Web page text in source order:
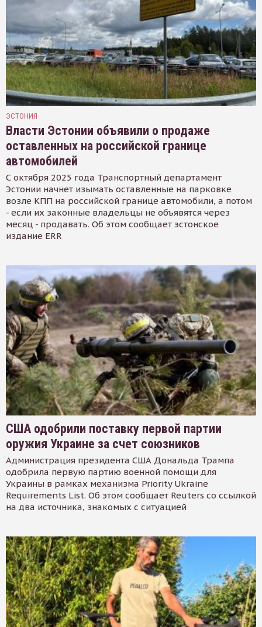
ЭСТОНИЯ
Власти Эстонии объявили о продаже
оставленных на российской границе
автомобилей
С октября 2025 года Транспортный департамент
Эстонии начнет изымать оставленные на парковке
возле КПП на российской границе автомобили, а потом
- если их законные владельцы не объявятся через
месяц - продавать. Об этом сообщает эстонское
издание ERR
США одобрили поставку первой партии
оружия Украине за счет союзников
Администрация президента США Дональда Трампа
одобрила первую партию военной помощи для
Украины в рамках механизма Priority Ukraine
Requirements List. Об этом сообщает Reuters со ссылкой
на два источника, знакомых с ситуацией